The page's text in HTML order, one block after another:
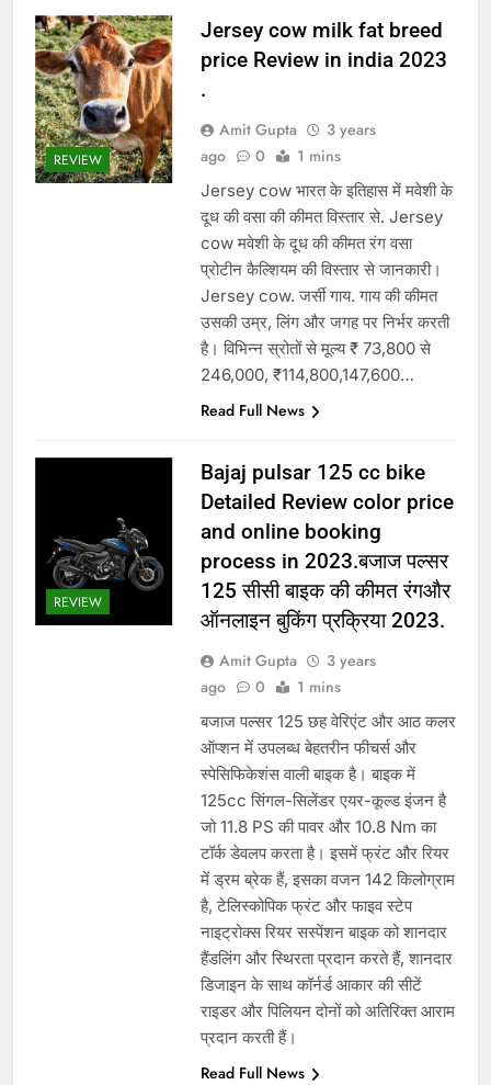
REVIEW
Jersey cow milk fat breed
price Review in india 2023
.
Amit Gupta
3 years
ago
0 1 mins
Jersey cow भारत के इतिहास में मवेशी के
दूध की वसा की कीमत विस्तार से. Jersey
cow मवेशी के दूध की कीमत रंग वसा
प्रोटीन कैल्शियम की विस्तार से जानकारी।
Jersey cow. जर्सी गाय. गाय की कीमत
उसकी उम्र, लिंग और जगह पर निर्भर करती
है। विभिन्न स्रोतों से मूल्य ₹ 73,800 से
246,000, ₹114,800,147,600…
Read Full News
REVIEW
Bajaj pulsar 125 cc bike
Detailed Review color price
and online booking
process in 2023.बजाज पल्सर
125 सीसी बाइक की कीमत रंगऔर
ऑनलाइन बुकिंग प्रक्रिया 2023.
Amit Gupta
3 years
ago
0 1 mins
बजाज पल्सर 125 छह वेरिएंट और आठ कलर
ऑप्शन में उपलब्ध बेहतरीन फीचर्स और
स्पेसिफिकेशंस वाली बाइक है। बाइक में
125cc सिंगल-सिलेंडर एयर-कूल्ड इंजन है
जो 11.8 PS की पावर और 10.8 Nm का
टॉर्क डेवलप करता है। इसमें फ्रंट और रियर
में ड्रम ब्रेक हैं, इसका वजन 142 किलोग्राम
है, टेलिस्कोपिक फ्रंट और फाइव स्टेप
नाइट्रोक्स रियर सस्पेंशन बाइक को शानदार
हैंडलिंग और स्थिरता प्रदान करते हैं, शानदार
डिजाइन के साथ कॉर्नर्ड आकार की सीटें
राइडर और पिलियन दोनों को अतिरिक्त आराम
प्रदान करती हैं।
Read Full News